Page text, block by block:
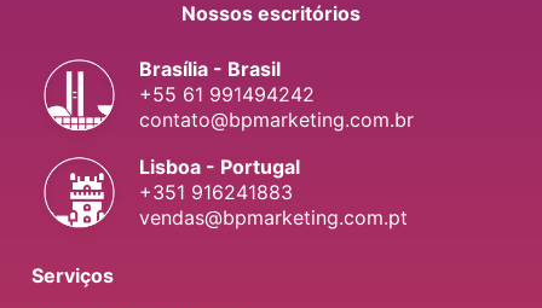
Nossos escritórios
Brasília - Brasil
+55 61 991494242
contato@bpmarketing.com.br
Lisboa - Portugal
+351 916241883
vendas@bpmarketing.com.pt
Serviços